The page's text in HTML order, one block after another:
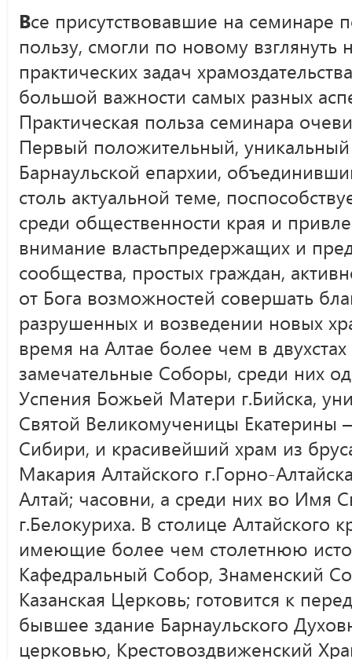
Все присутствовавшие на семинаре
пользу, смогли по новому взглянуть
практических задач
большой важности самых разных
Практическая польза семинара
Первый положительный,
Барнаульской епархии,
столь актуальной теме,
среди общественности края и
внимание властьпредержащих и
сообщества, простых граждан,
от Бога возможностей совершать
разрушенных и возведении новых
время на Алтае более чем в двухстах
замечательные Соборы, среди них
Успения Божьей Матери г.Бийска,
Святой Великомученицы Екатерины
Сибири, и красивейший храм из
Макария Алтайского г.Горно-
Алтай; часовни, а среди них во Имя
г.Белокуриха. В столице Алтайского
имеющие более чем столетнюю
Кафедральный Собор, Знаменский
Казанская Церковь; готовится к
бывшее здание Барнаульского
церковью, Крестовоздвиженский